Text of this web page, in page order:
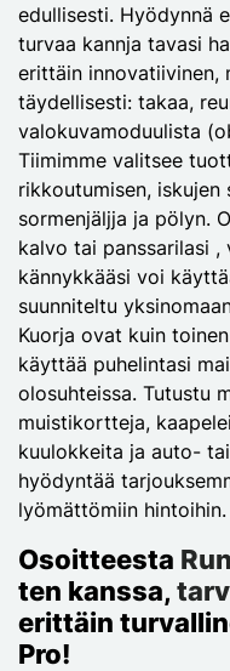
edullisesti. Hyödynnä
turvaa kannja tavasi
erittäin innovatiivinen,
täydellisesti: takaa,
valokuvamoduulista
Tiimimme valitsee
rikkoutumisen, iskujen
sormenjäljja ja pölyn.
kalvo tai panssarilasi
kännykkääsi voi
suunniteltu
Kuorja ovat kuin
käyttää puhelintasi
olosuhteissa. Tutustu
muistikortteja,
kuulokkeita ja auto-
hyödyntää
lyömättömiin hintoihin.
Osoitteesta
ten kanssa,
erittäin
Pro!